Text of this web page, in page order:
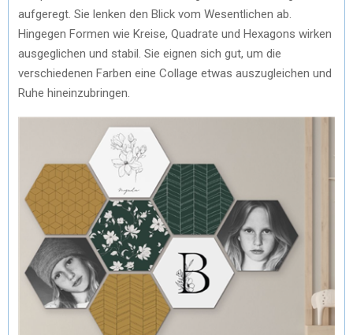
aufgeregt. Sie lenken den Blick vom Wesentlichen ab.
Hingegen Formen wie Kreise, Quadrate und Hexagons wirken
ausgeglichen und stabil. Sie eignen sich gut, um die
verschiedenen Farben eine Collage etwas auszugleichen und
Ruhe hineinzubringen.